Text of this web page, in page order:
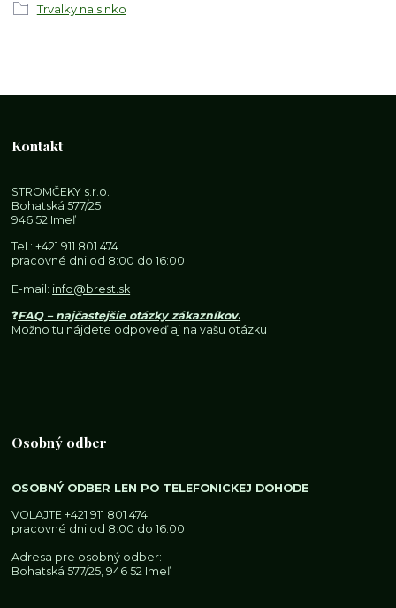
Trvalky na slnko
Kontakt
STROMČEKY s.r.o.
Bohatská 577/25
946 52 Imeľ
Tel.:+421 911 801 474
pracovné dni od 8:00 do 16:00
E-mail: info@brest.sk
❓FAQ – najčastejšie otázky zákazníkov.
Možno tu nájdete odpoveď aj na vašu otázku
Osobný odber
OSOBNÝ ODBER LEN PO TELEFONICKEJ DOHODE
VOLAJTE+421 911 801 474
pracovné dni od 8:00 do 16:00
Adresa pre osobný odber:
Bohatská 577/25, 946 52 Imeľ